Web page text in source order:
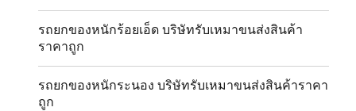
รถยกของหนักร้อยเอ็ด บริษัทรับเหมาขนส่งสินค้า
ราคาถูก
รถยกของหนักระนอง บริษัทรับเหมาขนส่งสินค้าราคา
ถูก